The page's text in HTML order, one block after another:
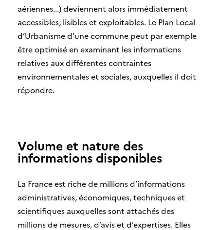
aériennes...) deviennent alors immédiatement
accessibles, lisibles et exploitables. Le Plan Local
d’Urbanisme d’une commune peut par exemple
être optimisé en examinant les informations
relatives aux différentes contraintes
environnementales et sociales, auxquelles il doit
répondre.
Volume et nature des
informations disponibles
La France est riche de millions d’informations
administratives, économiques, techniques et
scientifiques auxquelles sont attachés des
millions de mesures, d’avis et d’expertises. Elles